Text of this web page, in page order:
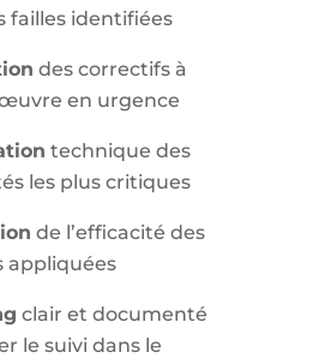
failles identifiées
des correctifs à
en urgence
technique des
les plus critiques
de l’efficacité des
appliquées
clair et documenté
le suivi dans le